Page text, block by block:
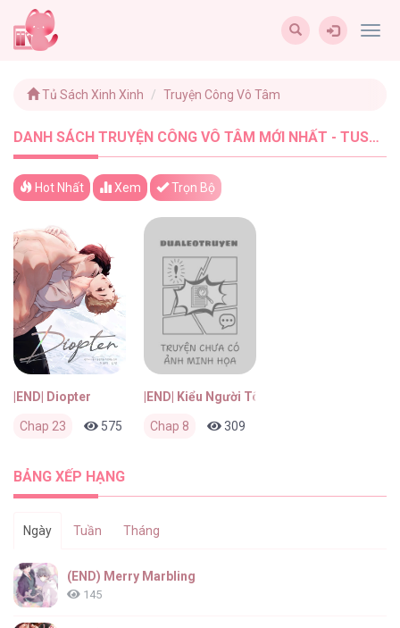
Tủ Sách Xinh Xinh Truyện Công Vô Tâm
DANH SÁCH TRUYỆN CÔNG VÔ TÂM MỚI NHẤT - TUSACHXINHXINH (2)
Hot Nhất Xem Trọn Bộ
|END| Diopter
Chap 23 575 0 1 tháng trước
|END| Kiểu Người Tôi Ghét Chính Là Cậu
Chap 8 309
BẢNG XẾP HẠNG
Ngày Tuần Tháng
(END) Merry Marbling
145